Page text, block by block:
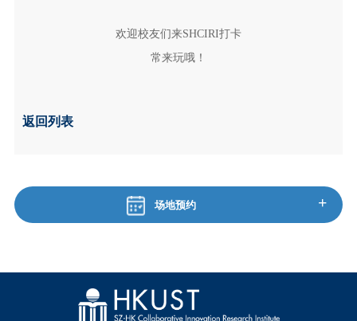
欢迎校友们来SHCIRI打卡
常来玩哦！
返回列表
场地预约 +